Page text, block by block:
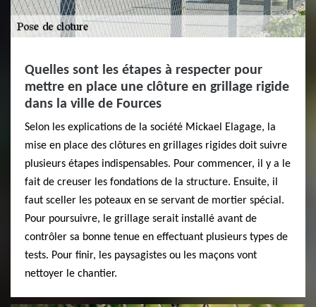
Quelles sont les étapes à respecter pour
mettre en place une clôture en grillage rigide
dans la ville de Fources
Selon les explications de la société Mickael Elagage, la
mise en place des clôtures en grillages rigides doit suivre
plusieurs étapes indispensables. Pour commencer, il y a le
fait de creuser les fondations de la structure. Ensuite, il
faut sceller les poteaux en se servant de mortier spécial.
Pour poursuivre, le grillage serait installé avant de
contrôler sa bonne tenue en effectuant plusieurs types de
tests. Pour finir, les paysagistes ou les maçons vont
nettoyer le chantier.